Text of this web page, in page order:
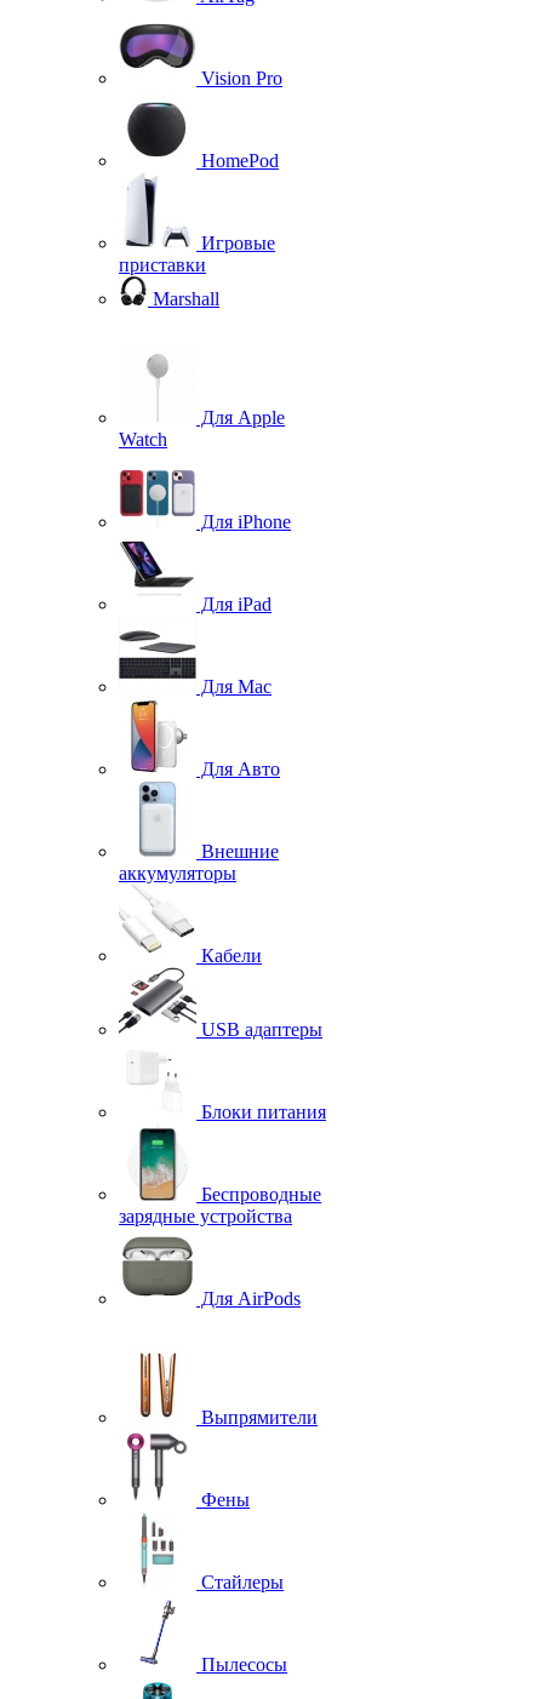
Vision Pro
HomePod
Игровые
приставки
Marshall
Для Apple
Watch
Для iPhone
Для iPad
Для Mac
Для Авто
Внешние
аккумуляторы
Кабели
USB адаптеры
Блоки питания
Беспроводные
зарядные устройства
Для AirPods
Выпрямители
Фены
Стайлеры
Пылесосы